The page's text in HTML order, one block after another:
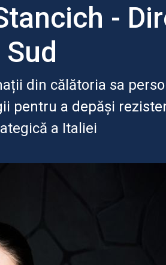
-
din călătoria sa
pentru a depăși
a Italiei